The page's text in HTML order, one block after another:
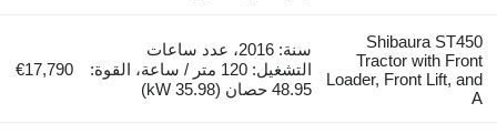
Shibaura ST450
Tractor with Front
Loader, Front Lift, and
A
سنة: 2016، عدد ساعات
التشغيل: 120 متر / ساعة، القوة:
48.95 حصان (35.98 kW)
€17,790